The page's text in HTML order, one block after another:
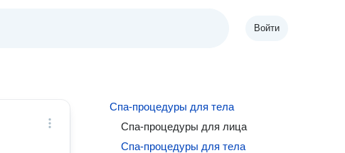
Войти
Спа-процедуры для тела
Спа-процедуры для лица
Спа-процедуры для тела